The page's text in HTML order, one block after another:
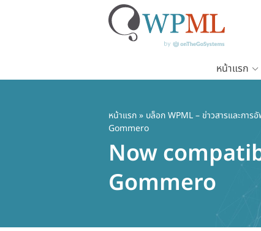
หน้าแรก
หน้าแรก» บล็อก WPML – ข่าวสารและกา
Gommero
Now
Gommero